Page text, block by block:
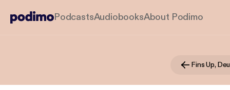
PodcastsAudiobooksAbout Podimo
Fins Up,